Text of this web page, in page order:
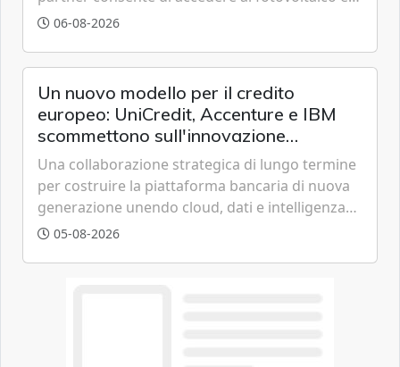
all'eolico ottenendo risparmi diretti in bolletta,
06-08-2026
Un nuovo modello per il credito
europeo: UniCredit, Accenture e IBM
scommettono sull'innovazione
tecnologica
Una collaborazione strategica di lungo termine
per costruire la piattaforma bancaria di nuova
generazione unendo cloud, dati e intelligenza
artificiale.
05-08-2026